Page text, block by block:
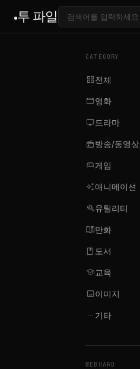
투 파일
CATEGORY
grid_view전체
movie영화
tv 드라마
radio방송/동영상
sports_esports게임
auto_awesome애니메이션
build유틸리티
menu_book만화
book 도서
school교육
image이미지
more_horiz 기타
WEBHARD